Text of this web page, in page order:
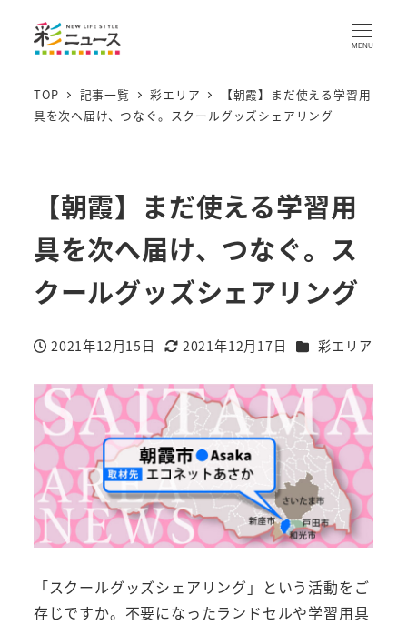
MENU
TOP 記事一覧 彩エリア
【朝霞】まだ使える学習用
具を次へ届け、つなぐ。スクールグッズシェアリング
【朝霞】まだ使える学習用
具を次へ届け、つなぐ。ス
クールグッズシェアリング
投稿日
2021年12月15日
更新日
2021年12月17日 カテゴリー
彩エリア
「スクールグッズシェアリング」という活動をご
存じですか。不要になったランドセルや学習用具